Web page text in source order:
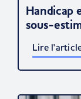
Handicap
sous-
Lire